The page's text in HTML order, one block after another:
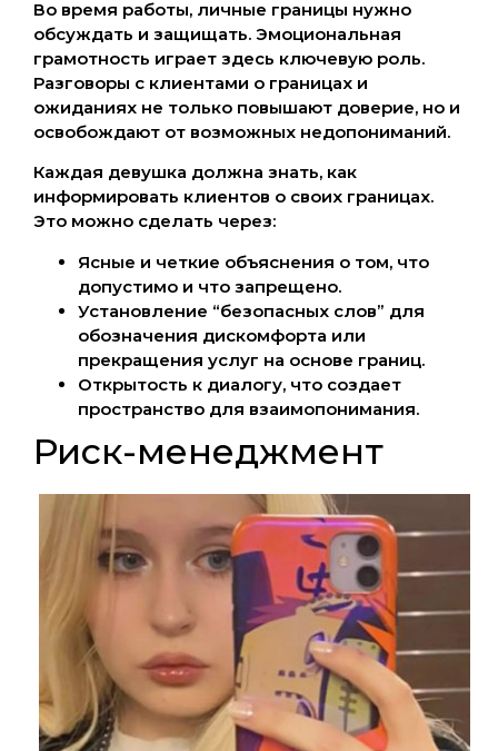
Во время работы, личные границы нужно
обсуждать и защищать. Эмоциональная
грамотность играет здесь ключевую роль.
Разговоры с клиентами о границах и
ожиданиях не только повышают доверие, но и
освобождают от возможных недопониманий.
Каждая девушка должна знать, как
информировать клиентов о своих границах.
Это можно сделать через:
Ясные и четкие объяснения о том, что
допустимо и что запрещено.
Установление “безопасных слов” для
обозначения дискомфорта или
прекращения услуг на основе границ.
Открытость к диалогу, что создает
пространство для взаимопонимания.
Риск-менеджмент